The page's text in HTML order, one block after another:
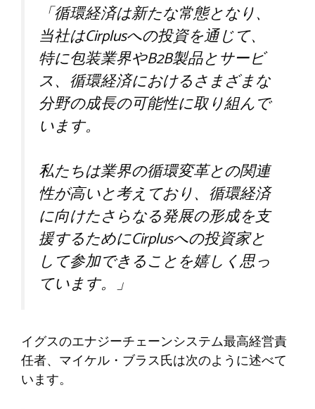
「循環経済は新たな常態となり、
当社はCirplusへの投資を通じて、
特に包装業界やB2B製品とサービ
ス、循環経済におけるさまざまな
分野の成長の可能性に取り組んで
います。
私たちは業界の循環変革との関連
性が高いと考えており、循環経済
に向けたさらなる発展の形成を支
援するためにCirplusへの投資家と
して参加できることを嬉しく思っ
ています。」
イグスのエナジーチェーンシステム最高経営責
任者、マイケル・ブラス氏は次のように述べて
います。